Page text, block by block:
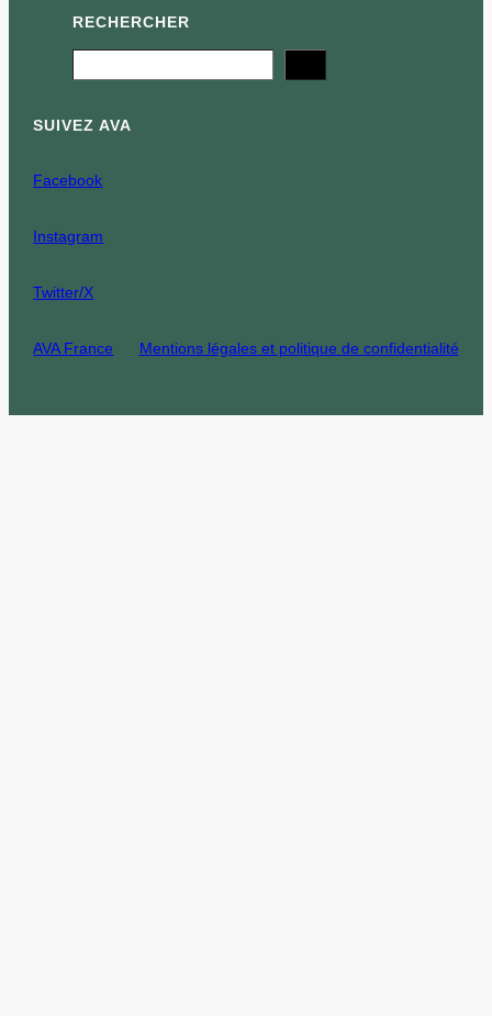
RECHERCHER
SUIVEZ AVA
Facebook
Instagram
Twitter/X
AVA France Mentions légales et politique de confidentialité